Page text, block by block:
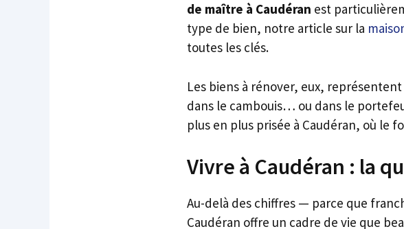
de maître à Caudéran est
type de bien, notre article sur la
toutes les clés.
Les biens à rénover, eux,
dans le cambouis… ou dans le
plus en plus prisée à Caudéran, où le
Vivre à Caudéran : la
Au-delà des chiffres — parce que
Caudéran offre un cadre de vie que